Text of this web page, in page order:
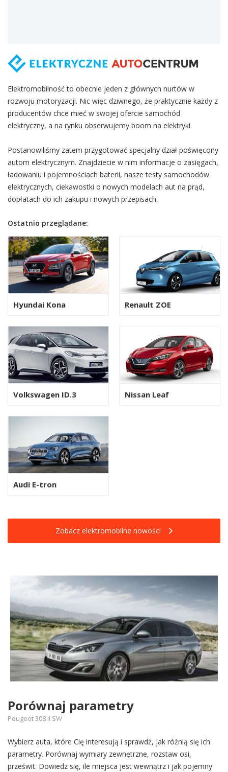
Elektromobilność to obecnie jeden z głównych nurtów w
rozwoju motoryzacji. Nic więc dziwnego, że praktycznie każdy z
producentów chce mieć w swojej ofercie samochód
elektryczny, a na rynku obserwujemy boom na elektryki.
Postanowiliśmy zatem przygotować specjalny dział poświęcony
autom elektrycznym. Znajdziecie w nim informacje o zasięgach,
ładowaniu i pojemnościach baterii, nasze testy samochodów
elektrycznych, ciekawostki o nowych modelach aut na prąd,
dopłatach do ich zakupu i nowych przepisach.
Ostatnio przeglądane:
Hyundai Kona Renault ZOE
Volkswagen ID.3 Nissan Leaf
Audi E-tron
Zobacz elektromobilne nowości
Porównaj parametry
Peugeot 308 II SW
Wybierz auta, które Cię interesują i sprawdź, jak różnią się ich
parametry. Porównaj wymiary zewnętrzne, rozstaw osi,
prześwit. Dowiedz się, ile miejsca jest wewnątrz i jak pojemny